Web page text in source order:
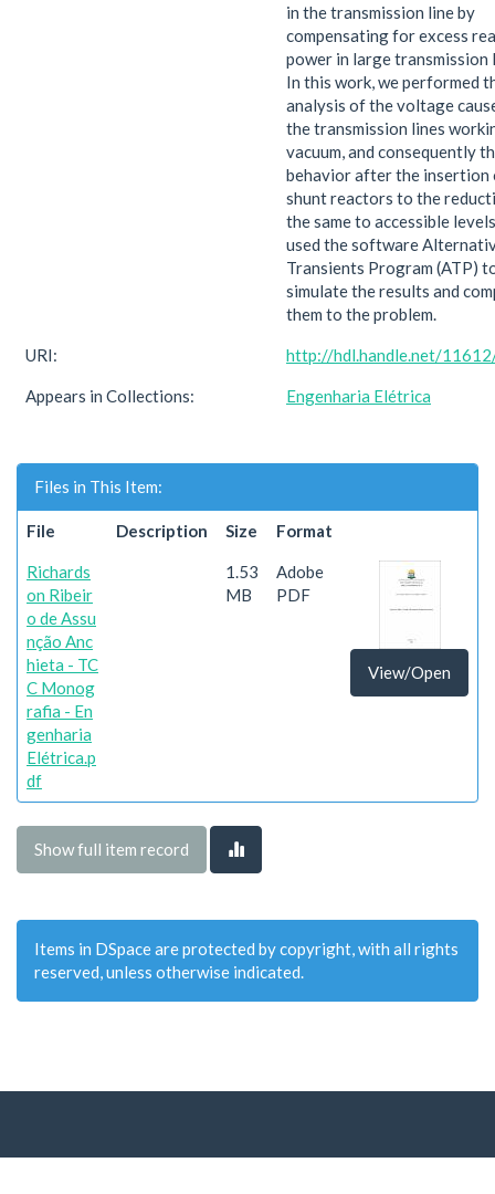
in the transmission line by
compensating for excess
power in large transmission
In this work, we performed
analysis of the voltage
the transmission lines
vacuum, and consequently
behavior after the insertion
shunt reactors to the
the same to accessible
used the software
Transients Program (ATP)
simulate the results and
them to the problem.
URI: http://hdl.handle.net/
Appears in Collections: Engenharia Elétrica
Files in This Item:
File Description Size Format
Richards
on Ribeir
o de Assu
nção Anc
hieta - TC
C Monog
rafia - En
genharia
Elétrica.p
df
1.53
MB
Adobe
PDF
View/Open
Show full item record
Items in DSpace are protected by copyright, with all rights
reserved, unless otherwise indicated.